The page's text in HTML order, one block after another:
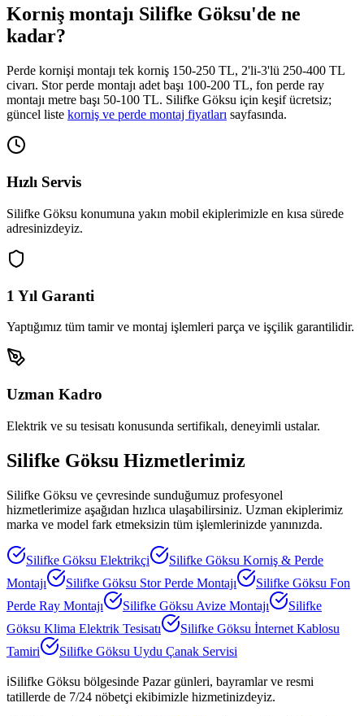
Korniş montajı Silifke Göksu'de ne
kadar?
Perde kornişi montajı tek korniş 150-250 TL, 2'li-3'lü 250-400 TL
civarı. Stor perde montajı adet başı 100-200 TL, fon perde ray
montajı metre başı 50-100 TL. Silifke Göksu için keşif ücretsiz;
güncel liste korniş ve perde montaj fiyatları sayfasında.
Hızlı Servis
Silifke Göksu konumuna yakın mobil ekiplerimizle en kısa sürede
adresinizdeyiz.
1 Yıl Garanti
Yaptığımız tüm tamir ve montaj işlemleri parça ve işçilik garantilidir.
Uzman Kadro
Elektrik ve su tesisatı konusunda sertifikalı, deneyimli ustalar.
Silifke Göksu Hizmetlerimiz
Silifke Göksu ve çevresinde sunduğumuz profesyonel
hizmetlerimize aşağıdan hızlıca ulaşabilirsiniz. Uzman ekiplerimiz
marka ve model fark etmeksizin tüm işlemlerinizde yanınızda.
Silifke Göksu Elektrikçi Silifke Göksu Korniş & Perde
Montajı
Silifke Göksu Stor Perde Montajı Silifke Göksu Fon
Perde Ray Montajı
Silifke Göksu Avize Montajı
Silifke
Göksu Klima Elektrik Tesisatı Silifke Göksu İnternet Kablosu
Tamiri
Silifke Göksu Uydu Çanak Servisi
ℹ️Silifke Göksu bölgesinde Pazar günleri, bayramlar ve resmi
tatillerde de 7/24 nöbetçi ekibimizle hizmetinizdeyiz.